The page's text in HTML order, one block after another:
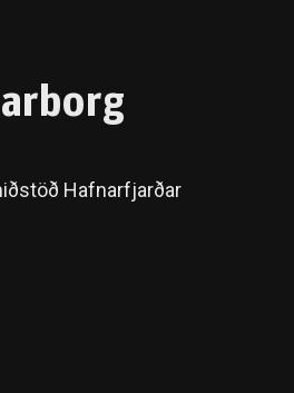
Hafnarfjarðar